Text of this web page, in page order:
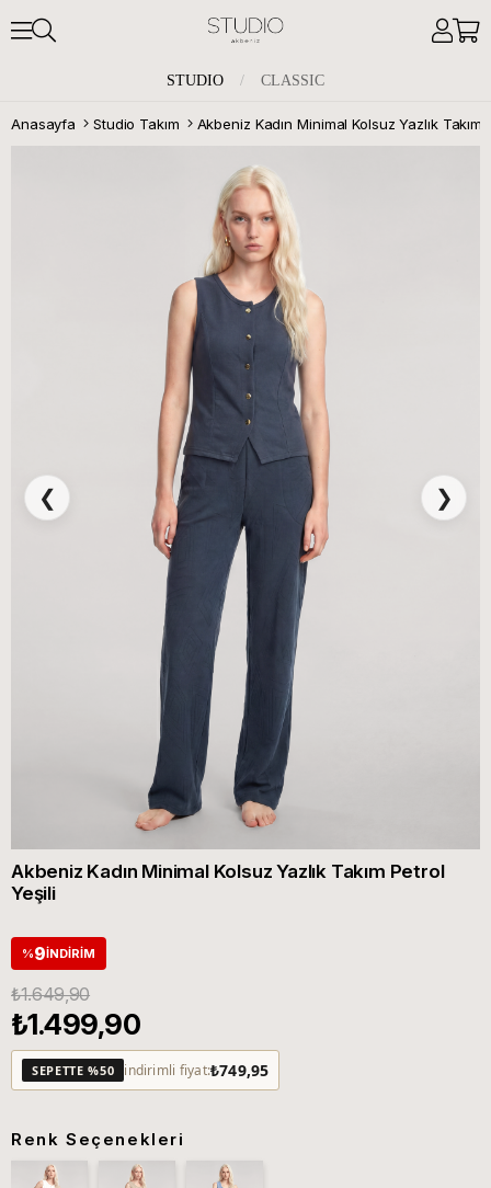
STUDIO / CLASSIC
Anasayfa Studio Takım Akbeniz Kadın Minimal Kolsuz Yazlık Takım
❮ ❯
Akbeniz Kadın Minimal Kolsuz Yazlık Takım Petrol
Yeşili
%9İNDIRIM
₺1.649,90
₺1.499,90
SEPETTE %50 indirimli fiyat:₺749,95
Renk Seçenekleri